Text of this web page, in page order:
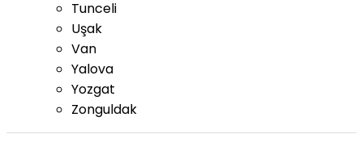
Tunceli
Uşak
Van
Yalova
Yozgat
Zonguldak